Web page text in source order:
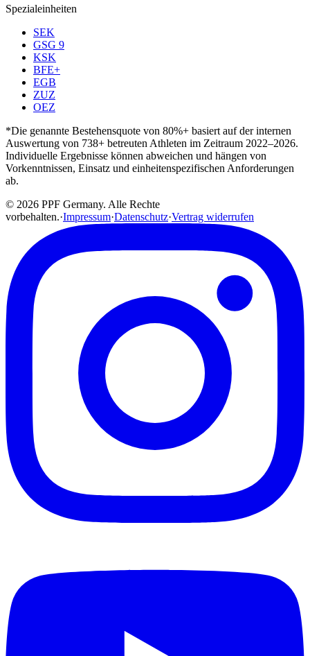
Spezialeinheiten
SEK
GSG 9
KSK
BFE+
EGB
ZUZ
OEZ
*Die genannte Bestehensquote von 80%+ basiert auf der internen
Auswertung von 738+ betreuten Athleten im Zeitraum 2022–2026.
Individuelle Ergebnisse können abweichen und hängen von
Vorkenntnissen, Einsatz und einheitenspezifischen Anforderungen
ab.
© 2026 PPF Germany. Alle Rechte
vorbehalten.·Impressum·Datenschutz·Vertrag widerrufen